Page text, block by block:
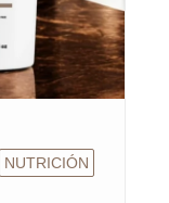
NUTRICIÓN